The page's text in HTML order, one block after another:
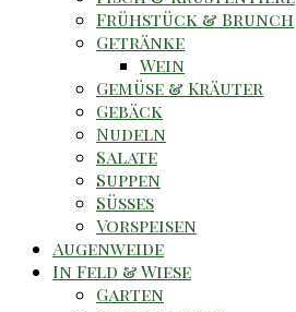
Frühstück & Brunch
Getränke
Wein
Gemüse & Kräuter
Gebäck
Nudeln
Salate
Suppen
Süsses
Vorspeisen
Augenweide
In Feld & Wiese
Garten